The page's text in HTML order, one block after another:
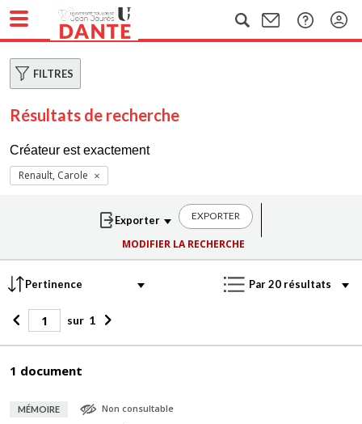
FILTRES
Résultats de recherche
Créateur est exactement
Renault, Carole
EXPORTER
MODIFIER LA RECHERCHE
sur 1
1 document
MÉMOIRE Non consultable